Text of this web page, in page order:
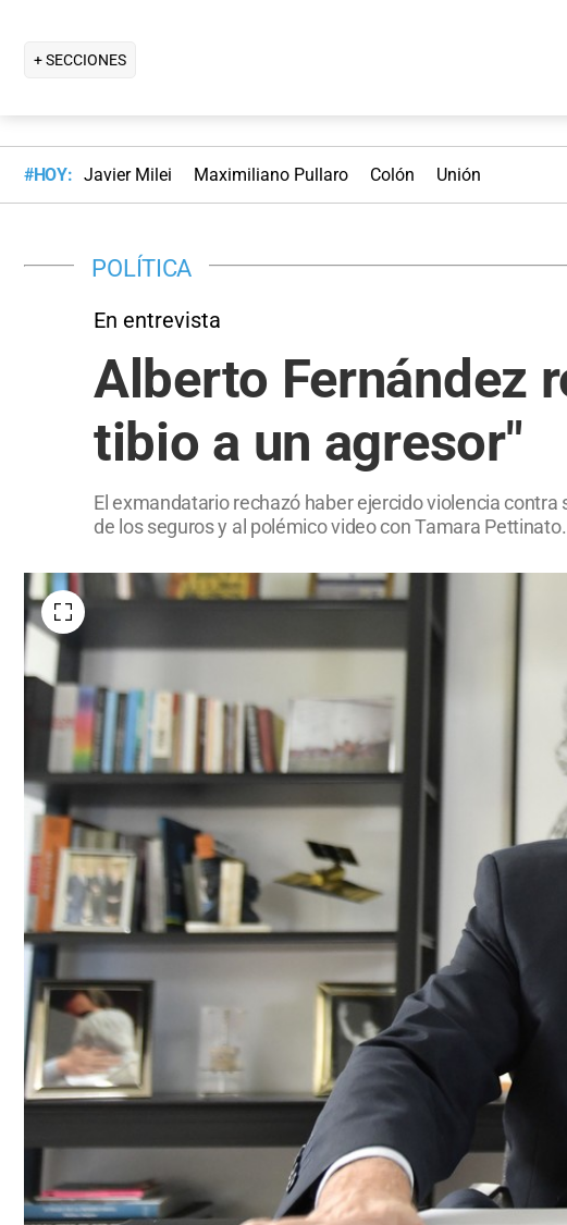
+ SECCIONES
#HOY: Javier Milei Maximiliano Pullaro Colón Unión
POLÍTICA
En entrevista
Alberto Fernández
tibio a un agresor"
El exmandatario rechazó haber ejercido violencia
de los seguros y al polémico video con Tamara Pettinato.